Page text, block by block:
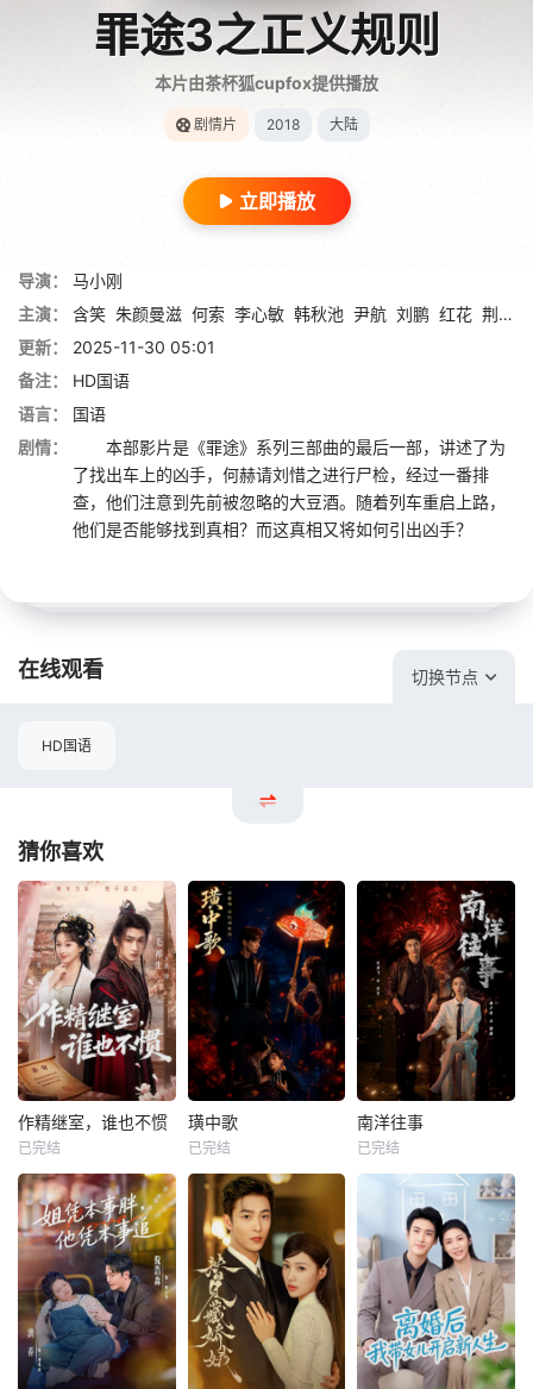
罪途3之正义规则
本片由茶杯狐cupfox提供播放
剧情片 2018 大陆
立即播放
导演：
马小刚
主演：
含笑 朱颜曼滋 何索 李心敏 韩秋池 尹航 刘鹏 红花 荆民强
更新：
2025-11-30 05:01
备注：
HD国语
语言：
国语
剧情：
本部影片是《罪途》系列三部曲的最后一部，讲述了为
了找出车上的凶手，何赫请刘惜之进行尸检，经过一番排
查，他们注意到先前被忽略的大豆酒。随着列车重启上路，
他们是否能够找到真相？而这真相又将如何引出凶手？
在线观看 切换节点
HD国语
猜你喜欢
作精继室，谁也不惯
已完结
璜中歌
已完结
南洋往事
已完结